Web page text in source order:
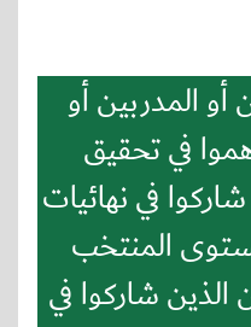
أو المدربين أو
في تحقيق
في نهائيات
المنتخب
الذين شاركوا في